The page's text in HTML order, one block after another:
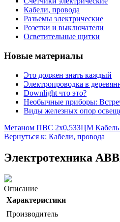
Кабели, провода
Разъемы электрические
Розетки и выключатели
Осветительные щитки
Новые материалы
Это должен знать каждый
Электропроводка в
Downlight что это?
Необычные приборы:
Виды железных опор
Меганом ПВС 2х0,5ЗЗЦМ
Вернуться к: Кабели, провода
Электротехника
Описание
Характеристики
Производитель